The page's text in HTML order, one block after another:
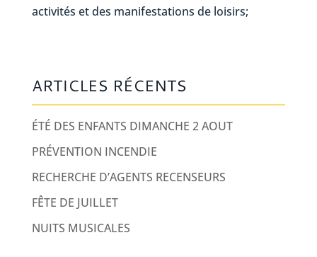
activités et des manifestations de loisirs;
ARTICLES RÉCENTS
ÉTÉ DES ENFANTS DIMANCHE 2 AOUT
PRÉVENTION INCENDIE
RECHERCHE D’AGENTS RECENSEURS
FÊTE DE JUILLET
NUITS MUSICALES